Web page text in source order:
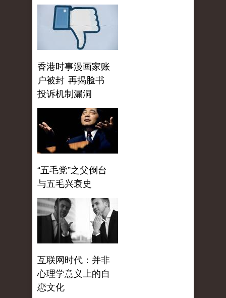
香港时事漫画家账
户被封 再揭脸书
投诉机制漏洞
“五毛党”之父倒台
与五毛兴衰史
互联网时代：并非
心理学意义上的自
恋文化